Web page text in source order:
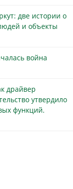
две истории о
и объекты
война
драйвер
утвердило
функций.